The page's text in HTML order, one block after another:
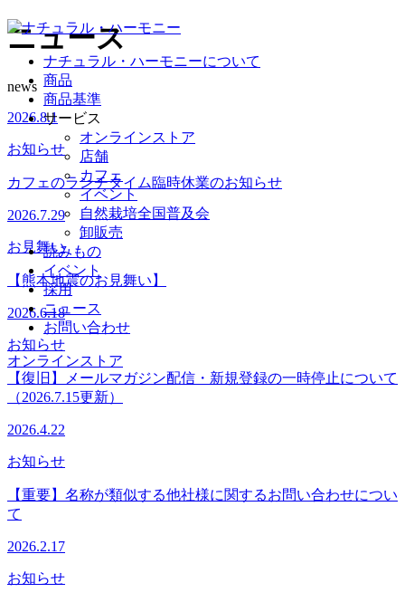
ナチュラル・ハーモニーについて
商品
商品基準
サービス
オンラインストア
店舗
カフェ
イベント
自然栽培全国普及会
卸販売
読みもの
イベント
採用
ニュース
お問い合わせ
オンラインストア
ニュース
news
2026.8.1
お知らせ
カフェのランチタイム臨時休業のお知らせ
2026.7.29
お見舞い
【熊本地震のお見舞い】
2026.6.18
お知らせ
【復旧】メールマガジン配信・新規登録の一時停止について
（2026.7.15更新）
2026.4.22
お知らせ
【重要】名称が類似する他社様に関するお問い合わせについ
て
2026.2.17
お知らせ